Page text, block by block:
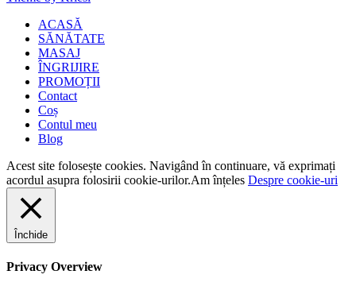
ACASĂ
SĂNĂTATE
MASAJ
ÎNGRIJIRE
PROMOȚII
Contact
Coș
Contul meu
Blog
Acest site folosește cookies. Navigând în continuare, vă exprimați
acordul asupra folosirii cookie-urilor.Am înțeles Despre cookie-uri
Închide
Privacy Overview